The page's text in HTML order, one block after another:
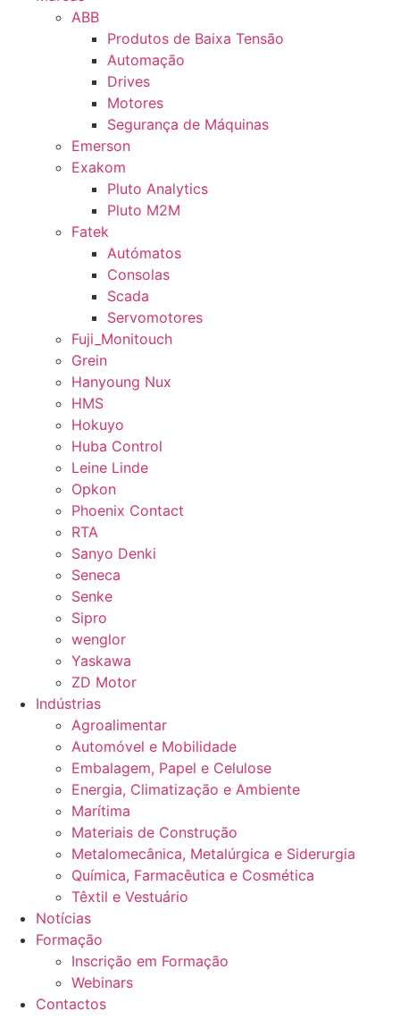
ABB
Produtos de Baixa Tensão
Automação
Drives
Motores
Segurança de Máquinas
Emerson
Exakom
Pluto Analytics
Pluto M2M
Fatek
Autómatos
Consolas
Scada
Servomotores
Fuji_Monitouch
Grein
Hanyoung Nux
HMS
Hokuyo
Huba Control
Leine Linde
Opkon
Phoenix Contact
RTA
Sanyo Denki
Seneca
Senke
Sipro
wenglor
Yaskawa
ZD Motor
Indústrias
Agroalimentar
Automóvel e Mobilidade
Embalagem, Papel e Celulose
Energia, Climatização e Ambiente
Marítima
Materiais de Construção
Metalomecânica, Metalúrgica e Siderurgia
Química, Farmacêutica e Cosmética
Têxtil e Vestuário
Notícias
Formação
Inscrição em Formação
Webinars
Contactos